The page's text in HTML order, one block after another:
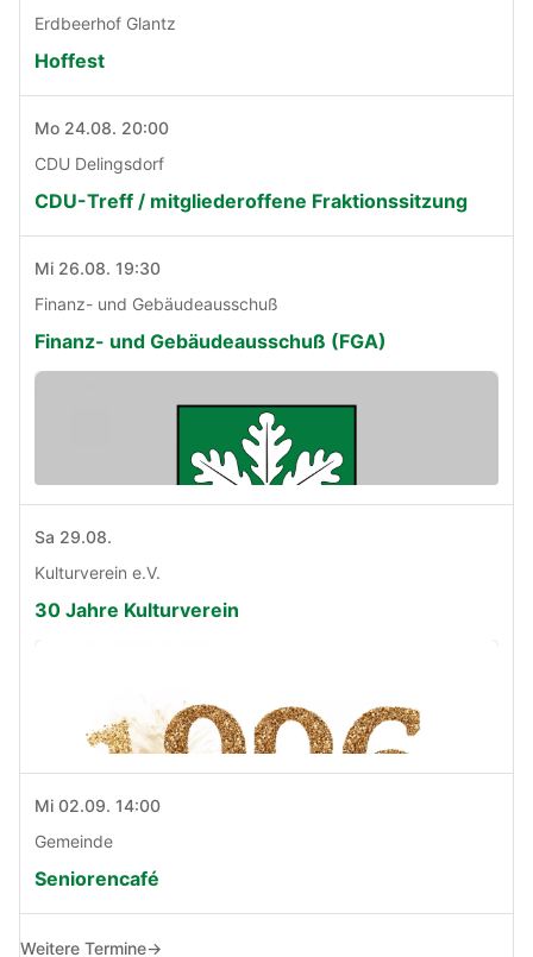
Erdbeerhof Glantz
Hoffest
Mo 24.08. 20:00
CDU Delingsdorf
CDU-Treff / mitgliederoffene Fraktionssitzung
Mi 26.08. 19:30
Finanz- und Gebäudeausschuß
Finanz- und Gebäudeausschuß (FGA)
Sa 29.08.
Kulturverein e.V.
30 Jahre Kulturverein
Mi 02.09. 14:00
Gemeinde
Seniorencafé
Weitere Termine→